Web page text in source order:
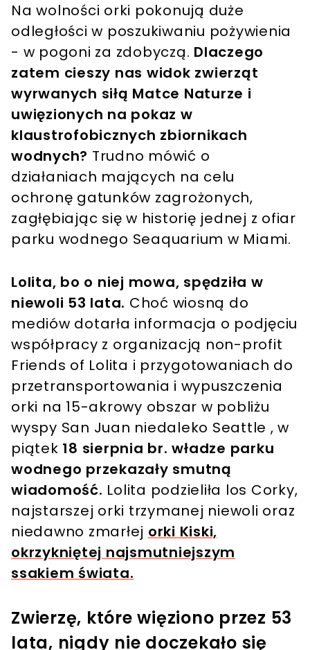
Na wolności orki pokonują duże
odległości w poszukiwaniu pożywienia
- w pogoni za zdobyczą. Dlaczego
zatem cieszy nas widok zwierząt
wyrwanych siłą Matce Naturze i
uwięzionych na pokaz w
klaustrofobicznych zbiornikach
wodnych? Trudno mówić o
działaniach mających na celu
ochronę gatunków zagrożonych,
zagłębiając się w historię jednej z ofiar
parku wodnego Seaquarium w Miami.
Lolita, bo o niej mowa, spędziła w
niewoli 53 lata. Choć wiosną do
mediów dotarła informacja o podjęciu
współpracy z organizacją non-profit
Friends of Lolita i przygotowaniach do
przetransportowania i wypuszczenia
orki na 15-akrowy obszar w pobliżu
wyspy San Juan niedaleko Seattle , w
piątek 18 sierpnia br. władze parku
wodnego przekazały smutną
wiadomość. Lolita podzieliła los Corky,
najstarszej orki trzymanej niewoli oraz
niedawno zmarłej orki Kiski,
okrzykniętej najsmutniejszym
ssakiem świata.
Zwierzę, które więziono przez 53
lata, nigdy nie doczekało się